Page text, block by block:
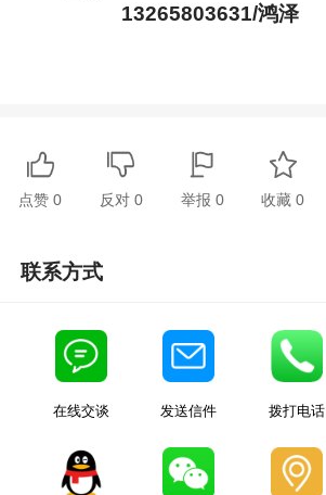
13265803631/鸿泽
点赞0 反对 0 举报 0 收藏 0
联系方式
在线交谈 发送信件 拨打电话